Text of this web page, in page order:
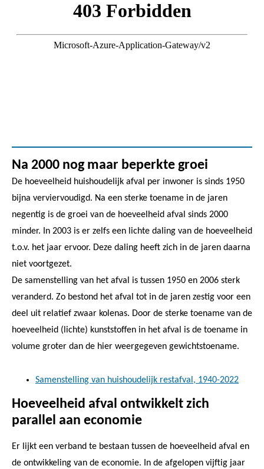
Na 2000 nog maar beperkte groei
De hoeveelheid huishoudelijk afval per inwoner is sinds 1950
bijna verviervoudigd. Na een sterke toename in de jaren
negentig is de groei van de hoeveelheid afval sinds 2000
minder. In 2003 is er zelfs een lichte daling van de hoeveelheid
t.o.v. het jaar ervoor. Deze daling heeft zich in de jaren daarna
niet voortgezet.
De samenstelling van het afval is tussen 1950 en 2006 sterk
veranderd. Zo bestond het afval tot in de jaren zestig voor een
deel uit relatief zwaar kolenas. Door de sterke toename van de
hoeveelheid (lichte) kunststoffen in het afval is de toename in
volume groter dan de hier weergegeven gewichtstoename.
Samenstelling van huishoudelijk restafval, 1940-2022
Hoeveelheid afval ontwikkelt zich
parallel aan economie
Er lijkt een verband te bestaan tussen de hoeveelheid afval en
de ontwikkeling van de economie. In de afgelopen vijftig jaar